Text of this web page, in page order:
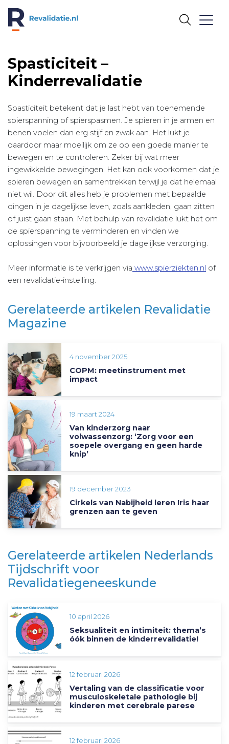
Spasticiteit –
Kinderrevalidatie
Spasticiteit betekent dat je last hebt van toenemende
spierspanning of spierspasmen. Je spieren in je armen en
benen voelen dan erg stijf en zwak aan. Het lukt je
daardoor maar moeilijk om ze op een goede manier te
bewegen en te controleren. Zeker bij wat meer
ingewikkelde bewegingen. Het kan ook voorkomen dat je
spieren bewegen en samentrekken terwijl je dat helemaal
niet wil. Door dit alles heb je problemen met bepaalde
dingen in je dagelijkse leven, zoals aankleden, gaan zitten
of juist gaan staan. Met behulp van revalidatie lukt het om
de spierspanning te verminderen en vinden we
oplossingen voor bijvoorbeeld je dagelijkse verzorging.
Meer informatie is te verkrijgen via www.spierziekten.nl of
een revalidatie-instelling.
Gerelateerde artikelen Revalidatie
Magazine
4 november 2025
COPM: meetinstrument met
impact
19 maart 2024
Van kinderzorg naar
volwassenzorg: ‘Zorg voor een
soepele overgang en geen harde
knip’
19 december 2023
Cirkels van Nabijheid leren Iris haar
grenzen aan te geven
Gerelateerde artikelen Nederlands
Tijdschrift voor
Revalidatiegeneeskunde
10 april 2026
Seksualiteit en intimiteit: thema’s
óók binnen de kinderrevalidatie!
12 februari 2026
Vertaling van de classificatie voor
musculoskeletale pathologie bij
kinderen met cerebrale parese
12 februari 2026